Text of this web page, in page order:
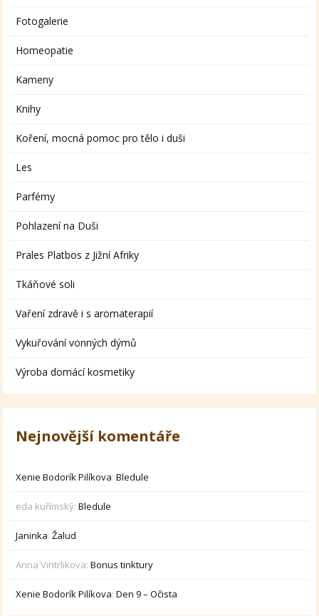
Fotogalerie
Homeopatie
Kameny
Knihy
Koření, mocná pomoc pro tělo i duši
Les
Parfémy
Pohlazení na Duši
Prales Platbos z Jižní Afriky
Tkáňové soli
Vaření zdravě i s aromaterapií
Vykuřování vonných dýmů
Výroba domácí kosmetiky
Nejnovější komentáře
Xenie Bodorík Pilíkova:Bledule
eda kuřímský:Bledule
Janinka:Žalud
Anna Vintrlikova:Bonus tinktury
Xenie Bodorík Pilíkova:Den 9 – Očista